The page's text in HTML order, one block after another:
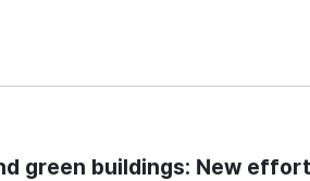
and green buildings: